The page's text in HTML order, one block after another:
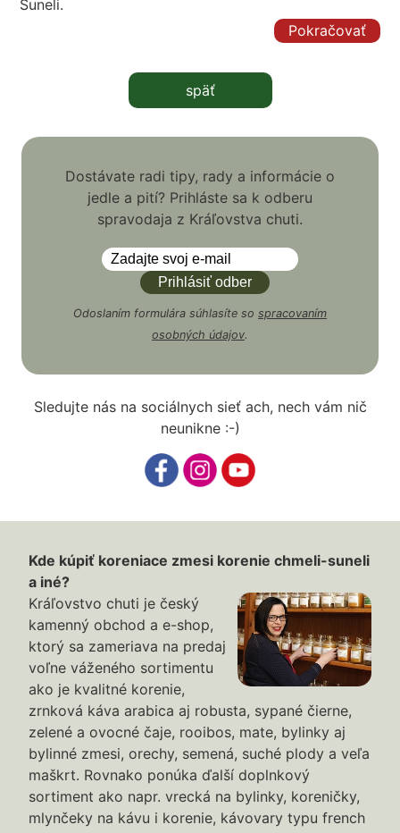
Suneli.
Pokračovať
späť
Dostávate radi tipy, rady a informácie o
jedle a pití? Prihláste sa k odberu
spravodaja z Kráľovstva chuti.
Odoslaním formulára súhlasíte so spracovaním
osobných údajov.
Sledujte nás na sociálnych sieť ach, nech vám nič
neunikne :-)
Kde kúpiť koreniace zmesi korenie chmeli-suneli
a iné?
Kráľovstvo chuti je český
kamenný obchod a e-shop,
ktorý sa zameriava na predaj
voľne váženého sortimentu
ako je kvalitné korenie,
zrnková káva arabica aj robusta, sypané čierne,
zelené a ovocné čaje, rooibos, mate, bylinky aj
bylinné zmesi, orechy, semená, suché plody a veľa
maškrt. Rovnako ponúka ďalší doplnkový
sortiment ako napr. vrecká na bylinky, koreničky,
mlynčeky na kávu i korenie, kávovary typu french